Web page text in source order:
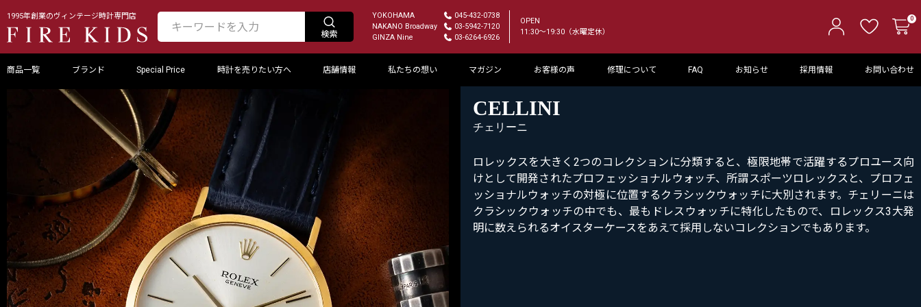
1995年創業のヴィンテージ時計専門店 YOKOHAMA
045-432-0738
NAKANO Broadway
03-5942-7120
GINZA Nine
03-6264-6926
OPEN
11:30～19:30（水曜定休）
0
商品一覧 ブランド Special Price 時計を売りたい方へ 店舗情報 私たちの想い マガジン お客様の声 修理について FAQ お知らせ 採用情報 お問い合わせ
CELLINI
チェリーニ
ロレックスを大きく2つのコレクションに分類すると、極限地帯で活躍するプロユース向
けとして開発されたプロフェッショナルウォッチ、所謂スポーツロレックスと、プロフェ
ッショナルウォッチの対極に位置するクラシックウォッチに大別されます。チェリーニは
クラシックウォッチの中でも、最もドレスウォッチに特化したもので、ロレックス3大発
明に数えられるオイスターケースをあえて採用しないコレクションでもあります。